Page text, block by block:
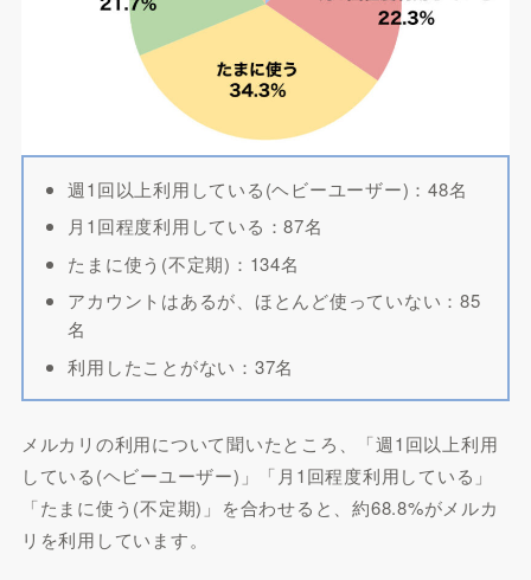
週1回以上利用している(ヘビーユーザー)：48名
月1回程度利用している：87名
たまに使う(不定期)：134名
アカウントはあるが、ほとんど使っていない：85
名
利用したことがない：37名
メルカリの利用について聞いたところ、「週1回以上利用
している(ヘビーユーザー)」「月1回程度利用している」
「たまに使う(不定期)」を合わせると、約68.8%がメルカ
リを利用しています。